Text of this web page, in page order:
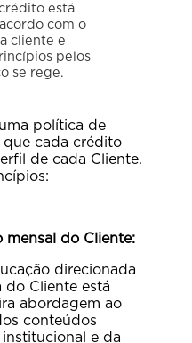
está
com o
cliente e
pelos
se rege.
política de
que cada crédito
de cada Cliente.
mensal do Cliente:
direcionada
do Cliente está
abordagem ao
conteúdos
e da